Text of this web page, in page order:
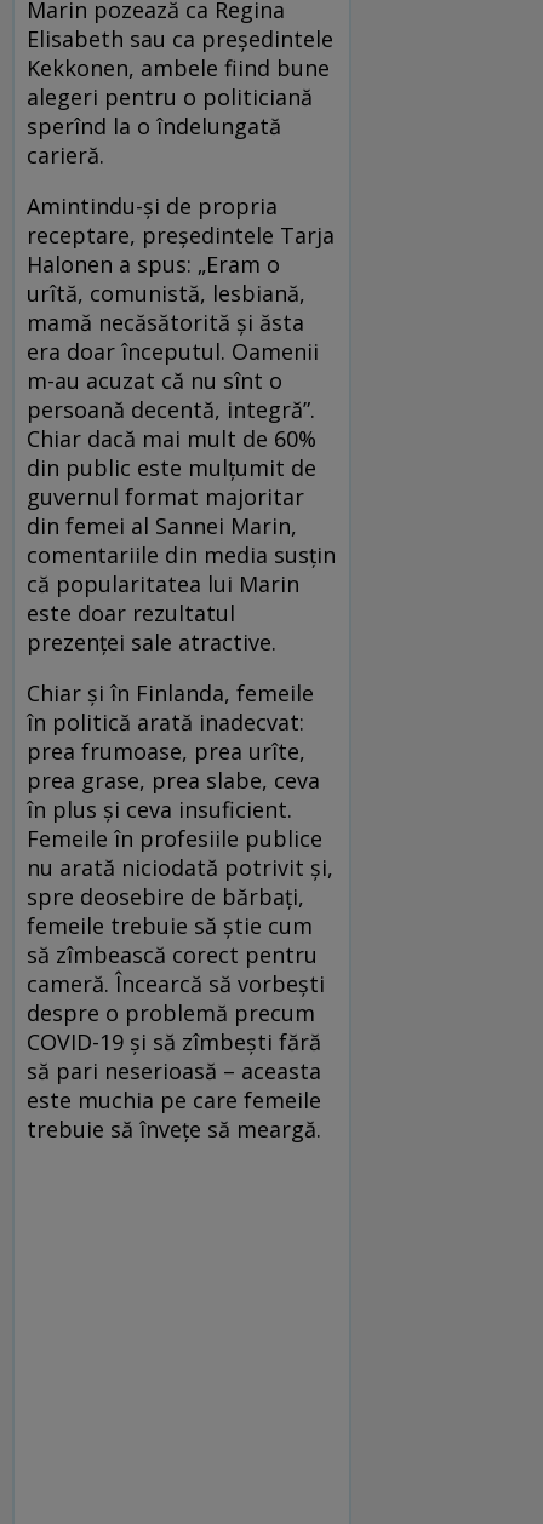
Marin pozează ca Regina
Elisabeth sau ca președintele
Kekkonen, ambele fiind bune
alegeri pentru o politiciană
sperînd la o îndelungată
carieră.
Amintindu-și de propria
receptare, președintele Tarja
Halonen a spus: „Eram o
urîtă, comunistă, lesbiană,
mamă necăsătorită și ăsta
era doar începutul. Oamenii
m-au acuzat că nu sînt o
persoană decentă, integră”.
Chiar dacă mai mult de 60%
din public este mulțumit de
guvernul format majoritar
din femei al Sannei Marin,
comentariile din media susțin
că popularitatea lui Marin
este doar rezultatul
prezenței sale atractive.
Chiar și în Finlanda, femeile
în politică arată inadecvat:
prea frumoase, prea urîte,
prea grase, prea slabe, ceva
în plus și ceva insuficient.
Femeile în profesiile publice
nu arată niciodată potrivit și,
spre deosebire de bărbați,
femeile trebuie să știe cum
să zîmbească corect pentru
cameră. Încearcă să vorbești
despre o problemă precum
COVID-19 și să zîmbești fără
să pari neserioasă – aceasta
este muchia pe care femeile
trebuie să învețe să meargă.